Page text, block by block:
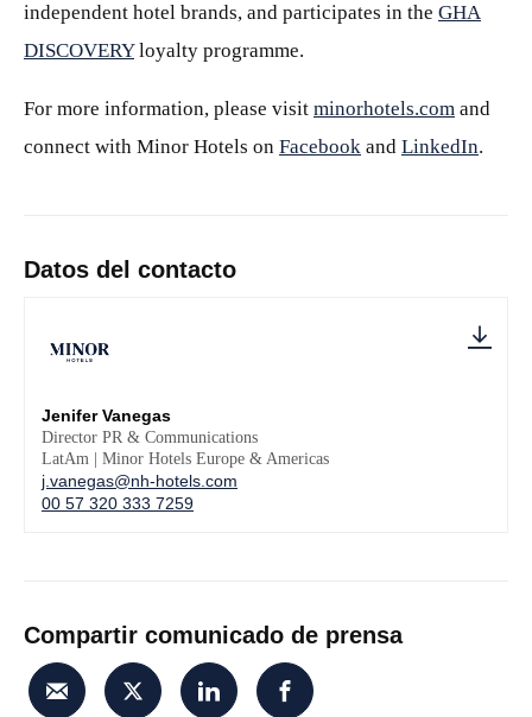
independent hotel brands, and participates in the GHA
DISCOVERYloyalty programme.
For more information, please visit minorhotels.com and
connect with Minor Hotels on Facebook and LinkedIn.
Datos del contacto
Jenifer Vanegas
Director PR & Communications
LatAm | Minor Hotels Europe & Americas
j.vanegas@nh-hotels.com
00 57 320 333 7259
Compartir comunicado de prensa